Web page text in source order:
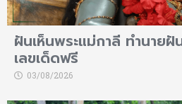
ฝันเห็นพระแม่กาลี ทำนาย
เลขเด็ดฟรี
03/08/2026